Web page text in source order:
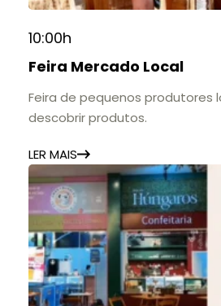
10:00h
Feira Mercado Local
Feira de pequenos produtores
descobrir produtos.
LER MAIS